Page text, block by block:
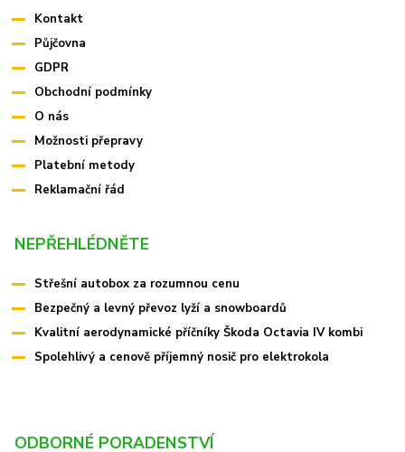
Kontakt
Půjčovna
GDPR
Obchodní podmínky
O nás
Možnosti přepravy
Platební metody
Reklamační řád
NEPŘEHLÉDNĚTE
Střešní autobox za rozumnou cenu
Bezpečný a levný převoz lyží a snowboardů
Kvalitní aerodynamické příčníky Škoda Octavia IV kombi
Spolehlivý a cenově příjemný nosič pro elektrokola
ODBORNÉ PORADENSTVÍ